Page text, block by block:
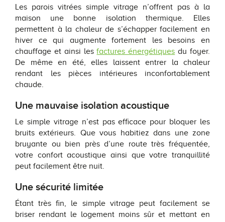
Les parois vitrées simple vitrage n’offrent pas à la
maison une bonne isolation thermique. Elles
permettent à la chaleur de s’échapper facilement en
hiver ce qui augmente fortement les besoins en
chauffage et ainsi lesfactures énergétiques du foyer.
De même en été, elles laissent entrer la chaleur
rendant les pièces intérieures inconfortablement
chaude.
Une mauvaise isolation acoustique
Le simple vitrage n’est pas efficace pour bloquer les
bruits extérieurs. Que vous habitiez dans une zone
bruyante ou bien près d’une route très fréquentée,
votre confort acoustique ainsi que votre tranquillité
peut facilement être nuit.
Une sécurité limitée
Étant très fin, le simple vitrage peut facilement se
briser rendant le logement moins sûr et mettant en